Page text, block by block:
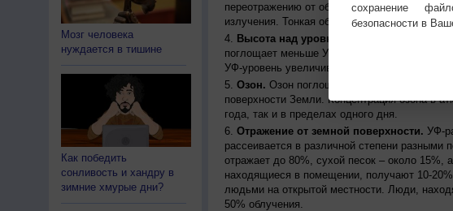
Мозг человека
нуждается в тишине
Как победить
сонливость и хандру в
зимние хмурые дни?
переотражению от облаков, создавая, таким
излучения. Тонкая облачность может
Высота над уровнем моря.
поглощает меньше УФ-радиации,
УФ-уровень увеличивается примерно на 10%.
Озон. Озон поглощает часть УФ-радиации,
поверхности Земли. Концентрация озона в
года, так и в пределах одного дня.
Отражение от земной поверхности. УФ-
рассеивается в различной степени разными
отражает до 80%, сухой песок – около
находящиеся в помещении, получают 10-
людьми на открытой местности. Люди,
50% облучения.
сохранение
безопасности в